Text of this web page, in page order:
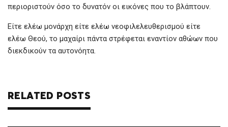
περιοριστούν όσο το δυνατόν οι εικόνες που το βλάπτουν.
Είτε ελέω μονάρχη είτε ελέω νεοφιλελευθερισμού είτε
ελέω Θεού, το μαχαίρι πάντα στρέφεται εναντίον αθώων που
διεκδικούν τα αυτονόητα.
RELATED POSTS